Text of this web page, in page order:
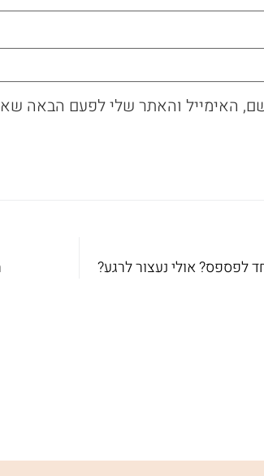
האימייל והאתר שלי לפעם הבאה
לפספס? אולי נעצור לרגע?